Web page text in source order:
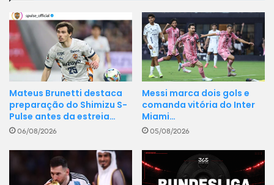
Mateus Brunetti destaca
preparação do Shimizu S-
Pulse antes da estreia…
06/08/2026
Messi marca dois gols e
comanda vitória do Inter
Miami…
05/08/2026